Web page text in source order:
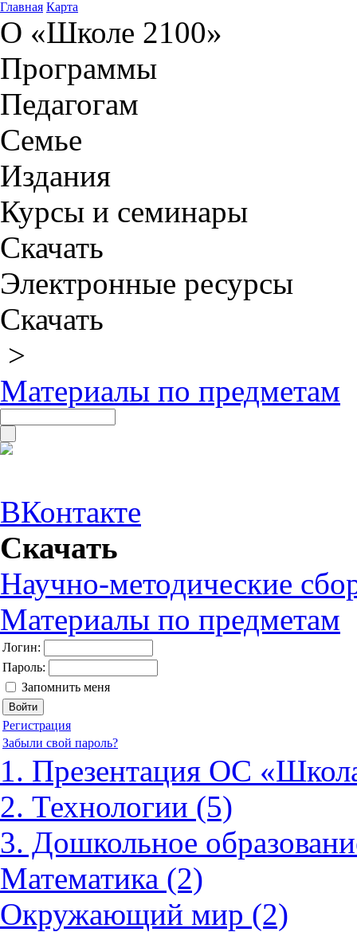
Главная Карта
О «Школе 2100»
Программы
Педагогам
Семье
Издания
Курсы и семинары
Скачать
Электронные ресурсы
Скачать
>
Материалы по предметам
ВКонтакте
Скачать
Научно-методические
Материалы по предметам
Логин:
Пароль:
Запомнить меня
Регистрация
Забыли свой пароль?
1. Презентация ОС
2. Технологии (5)
3. Дошкольное
Математика (2)
Окружающий мир (2)